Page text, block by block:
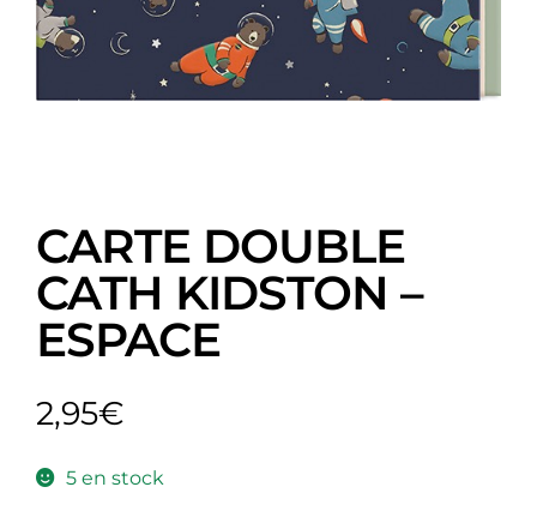
CARTE DOUBLE
CATH KIDSTON –
ESPACE
2,95€
5 en stock